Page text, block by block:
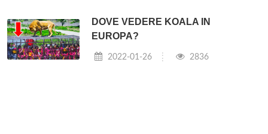
DOVE VEDERE KOALA IN
EUROPA?
2022-01-26 2836